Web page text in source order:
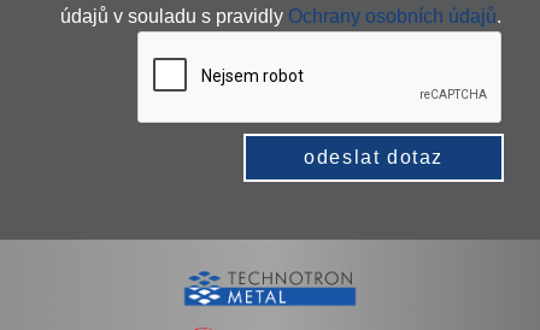
údajů v souladu s pravidly Ochrany osobních údajů.
odeslat dotaz